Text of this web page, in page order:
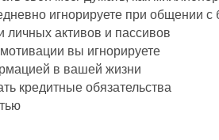
игнорируете при общении с
личных активов и пассивов
вы игнорируете
в вашей жизни
кредитные обязательства